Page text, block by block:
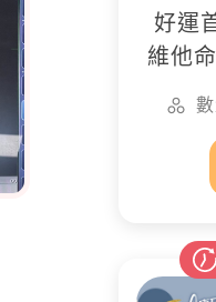
好運
維他